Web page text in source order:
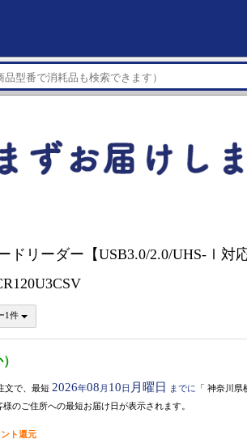
ドリーダー【USB3.0/2.0/UHS-Ⅰ対
1件
文で、最短 2026年08 月 10日 月曜日 までに 「 神奈川県
のご住所への最短お届け日が表示されます。
ト還元